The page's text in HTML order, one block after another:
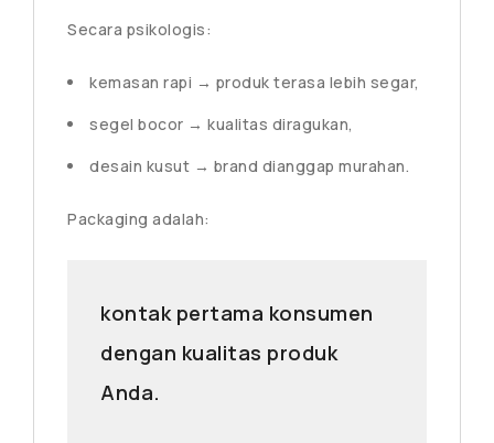
Secara psikologis:
kemasan rapi → produk terasa lebih segar,
segel bocor → kualitas diragukan,
desain kusut → brand dianggap murahan.
Packaging adalah:
kontak pertama konsumen
dengan kualitas produk
Anda.